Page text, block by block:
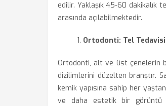
edilir. Yaklaşık 45-60
arasında açılabilmektedir.
Ortodonti: Tel
Ortodonti, alt ve üst çenelerin
dizilimlerini düzelten branştır.
kemik yapısına sahip her
ve daha estetik bir görüntü